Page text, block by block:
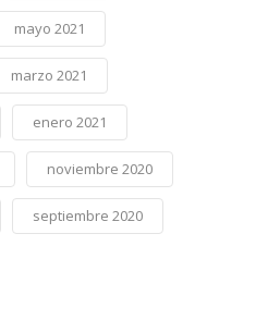
mayo 2021
marzo 2021
enero 2021
noviembre 2020
septiembre 2020